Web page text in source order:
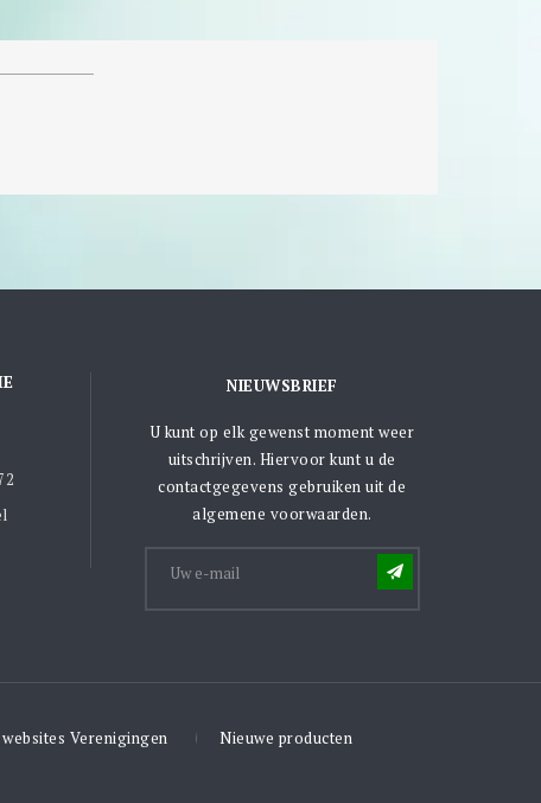
NIEUWSBRIEF
U kunt op elk gewenst moment weer
uitschrijven. Hiervoor kunt u de
contactgegevens gebruiken uit de
algemene voorwaarden.
Verenigingen
Nieuwe producten